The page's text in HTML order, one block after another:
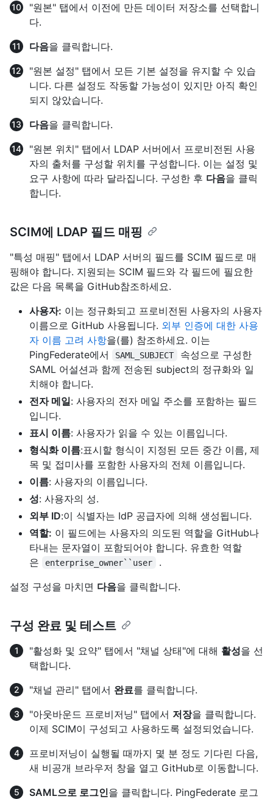
"원본" 탭에서 이전에 만든 데이터 저장소를 선택합니
다.
다음을 클릭합니다.
"원본 설정" 탭에서 모든 기본 설정을 유지할 수 있습
니다. 다른 설정도 작동할 가능성이 있지만 아직 확인
되지 않았습니다.
다음을 클릭합니다.
"원본 위치" 탭에서 LDAP 서버에서 프로비전된 사용
자의 출처를 구성할 위치를 구성합니다. 이는 설정 및
요구 사항에 따라 달라집니다. 구성한 후 다음을 클릭
합니다.
SCIM에 LDAP 필드 매핑
"특성 매핑" 탭에서 LDAP 서버의 필드를 SCIM 필드로 매
핑해야 합니다. 지원되는 SCIM 필드와 각 필드에 필요한
값은 다음 목록을 GitHub참조하세요.
사용자: 이는 정규화되고 프로비전된 사용자의 사용자
이름으로 GitHub 사용됩니다. 외부 인증에 대한 사용
자 이름 고려 사항을(를) 참조하세요. 이는
PingFederate에서
SAML_SUBJECT
속성으로 구성한
SAML 어설션과 함께 전송된 subject의 정규화와 일
치해야 합니다.
전자 메일: 사용자의 전자 메일 주소를 포함하는 필드
입니다.
표시 이름: 사용자가 읽을 수 있는 이름입니다.
형식화 이름:표시할 형식이 지정된 모든 중간 이름, 제
목 및 접미사를 포함한 사용자의 전체 이름입니다.
이름: 사용자의 이름입니다.
성: 사용자의 성.
외부 ID:이 식별자는 IdP 공급자에 의해 생성됩니다.
역할: 이 필드에는 사용자의 의도된 역할을 GitHub나
타내는 문자열이 포함되어야 합니다. 유효한 역할
은
enterprise_owner``user
.
설정 구성을 마치면 다음을 클릭합니다.
구성 완료 및 테스트
"활성화 및 요약" 탭에서 "채널 상태"에 대해 활성을 선
택합니다.
"채널 관리" 탭에서 완료를 클릭합니다.
"아웃바운드 프로비저닝" 탭에서 저장을 클릭합니다.
이제 SCIM이 구성되고 사용하도록 설정되었습니다.
프로비저닝이 실행될 때까지 몇 분 정도 기다린 다음,
새 비공개 브라우저 창을 열고 GitHub로 이동합니다.
SAML으로 로그인을 클릭합니다. PingFederate 로그